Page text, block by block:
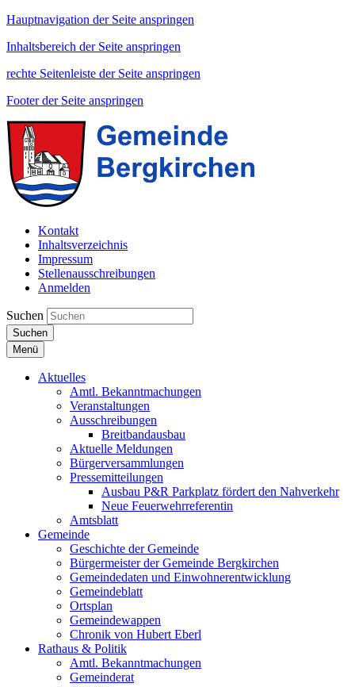
Hauptnavigation der Seite anspringen
Inhaltsbereich der Seite anspringen
rechte Seitenleiste der Seite anspringen
Footer der Seite anspringen
Kontakt
Inhaltsverzeichnis
Impressum
Stellenausschreibungen
Anmelden
Suchen
Suchen
Menü
Aktuelles
Amtl. Bekanntmachungen
Veranstaltungen
Ausschreibungen
Breitbandausbau
Aktuelle Meldungen
Bürgerversammlungen
Pressemitteilungen
Ausbau P&R Parkplatz fördert den Nahverkehr
Neue Feuerwehrreferentin
Amtsblatt
Gemeinde
Geschichte der Gemeinde
Bürgermeister der Gemeinde Bergkirchen
Gemeindedaten und Einwohnerentwicklung
Gemeindeblatt
Ortsplan
Gemeindewappen
Chronik von Hubert Eberl
Rathaus & Politik
Amtl. Bekanntmachungen
Gemeinderat